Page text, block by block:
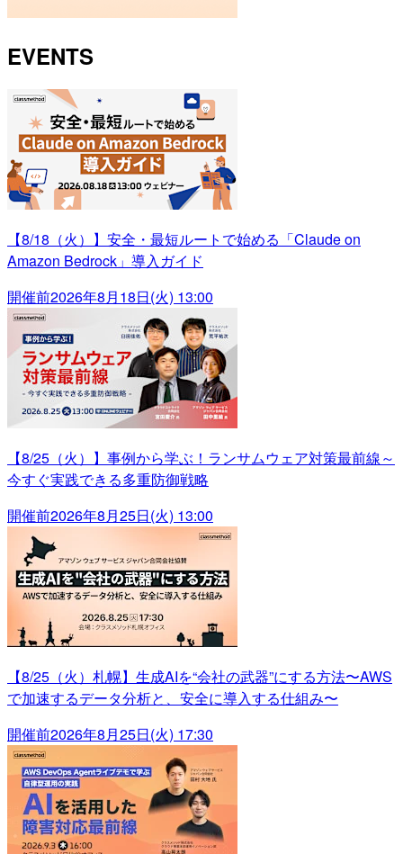
EVENTS
【8/18（火）】安全・最短ルートで始める「Claude on
Amazon Bedrock」導入ガイド
開催前2026年8月18日(火) 13:00
【8/25（火）】事例から学ぶ！ランサムウェア対策最前線～
今すぐ実践できる多重防御戦略
開催前2026年8月25日(火) 13:00
【8/25（火）札幌】生成AIを“会社の武器”にする方法〜AWS
で加速するデータ分析と、安全に導入する仕組み〜
開催前2026年8月25日(火) 17:30